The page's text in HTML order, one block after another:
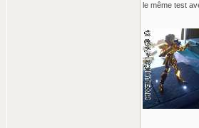
le même test